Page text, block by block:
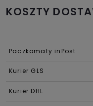
KOSZTY
Paczkomaty inPost
Kurier GLS
Kurier DHL